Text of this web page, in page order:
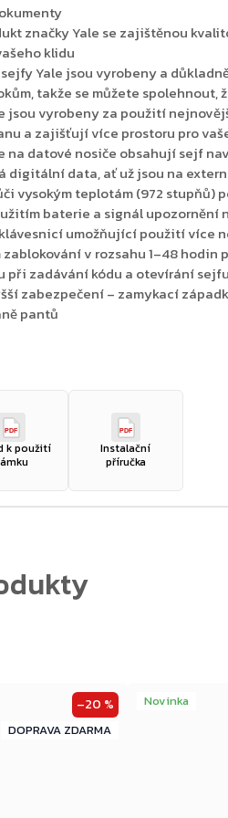
značky Yale se zajištěnou
klidu
Yale jsou vyrobeny a
takže se můžete spolehnout,
jsou vyrobeny za použití
a zajišťují více prostoru pro
na datové nosiče obsahují sejf
digitální data, ať už jsou na
vysokým teplotám (972 stupňů)
baterie a signál upozornění
umožňující použití více
v rozsahu 1–48 hodin
při zadávání kódu a otevírání sejfu
zabezpečení – zamykací
pantů
PDF
k použití
PDF
Instalační
příručka
ZDARMA
–20 % Novinka
Zpět do obchodu